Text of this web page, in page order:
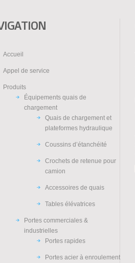
Accueil
Appel de service
Produits
Équipements quais de
chargement
Quais de chargement et
plateformes hydraulique
Coussins d’étanchéité
Crochets de retenue pour
camion
Accessoires de quais
Tables élévatrices
Portes commerciales &
industrielles
Portes rapides
Portes acier à enroulement